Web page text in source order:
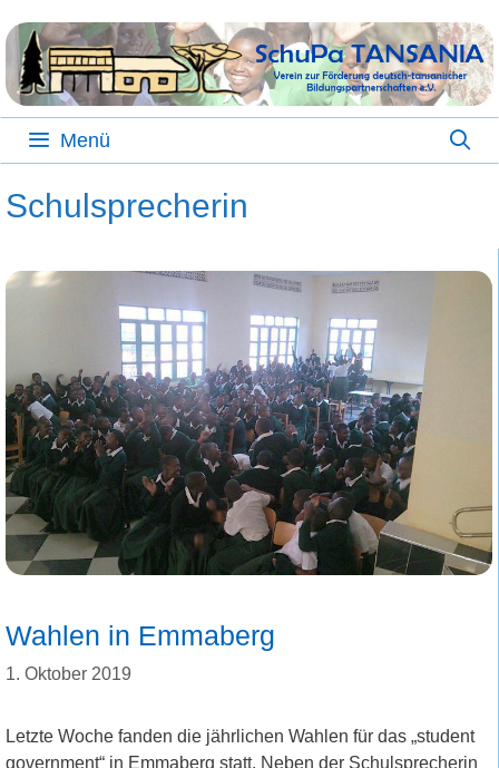
Inhalt
springen
Menü
Schulsprecherin
Wahlen in Emmaberg
1. Oktober 2019
Letzte Woche fanden die jährlichen Wahlen für das „student
government“ in Emmaberg statt. Neben der Schulsprecherin